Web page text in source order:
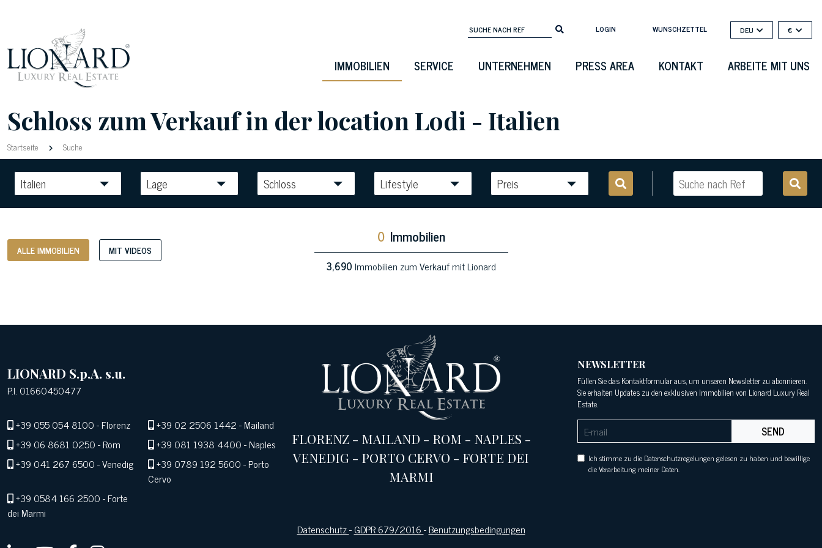
LOGIN WUNSCHZETTEL DEU €
IMMOBILIEN SERVICE UNTERNEHMEN PRESS AREA KONTAKT ARBEITE MIT UNS
Schloss zum Verkauf in der location Lodi - Italien
Startseite Suche
Italien Lage Schloss Lifestyle Preis
ALLE IMMOBILIEN MIT VIDEOS
0 Immobilien
3,690Immobilien zum Verkauf mit Lionard
LIONARD S.p.A. s.u.
P.I. 01660450477
+39 055 054 8100- Florenz +39 02 2506 1442- Mailand
+39 06 8681 0250- Rom +39 081 1938 4400- Naples
+39 041 267 6500- Venedig +39 0789 192 5600- Porto
Cervo
+39 0584 166 2500- Forte
dei Marmi
FLORENZ- MAILAND - ROM - NAPLES -
VENEDIG - PORTO CERVO - FORTE DEI
MARMI
Datenschutz-GDPR 679/2016-Benutzungsbedingungen
NEWSLETTER
Füllen Sie das Kontaktformular aus, um unseren Newsletter zu abonnieren.
Sie erhalten Updates zu den exklusiven Immobilien von Lionard Luxury Real
Estate.
SEND
Ich stimme zu die Datenschutzregelungen gelesen zu haben und bewillige
die Verarbeitung meiner Daten.